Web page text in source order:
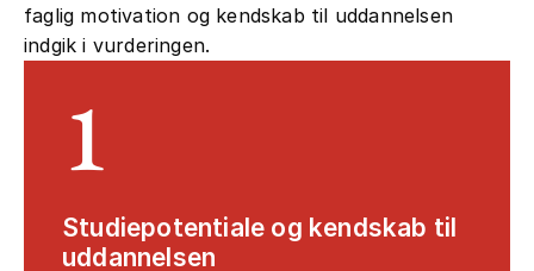
faglig motivation og kendskab til uddannelsen
indgik i vurderingen.
1
Studiepotentiale og kendskab til
uddannelsen